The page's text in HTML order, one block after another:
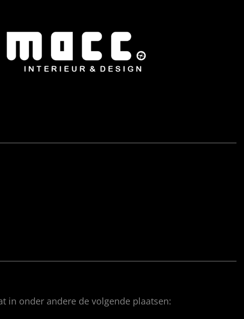
in onder andere de volgende plaatsen: